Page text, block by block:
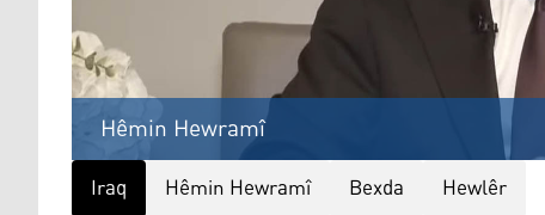
Hêmin Hewramî
Iraq Hêmin Hewramî Bexda Hewlêr